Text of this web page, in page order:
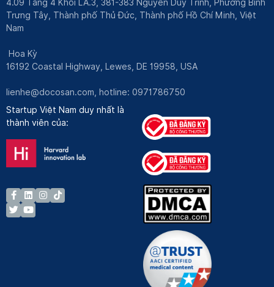
4.09 Tầng 4 Khối LA.3, 381-383 Nguyễn Duy Trinh, Phường Bình
Trưng Tây, Thành phố Thủ Đức, Thành phố Hồ Chí Minh, Việt
Nam
Hoa Kỳ
16192 Coastal Highway, Lewes, DE 19958, USA
lienhe@docosan.com, hotline: 0971786750
Startup Việt Nam duy nhất là
thành viên của: